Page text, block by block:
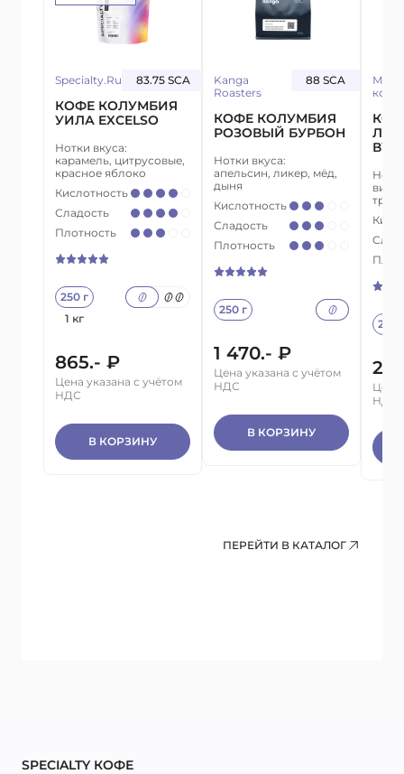
Specialty.Ru 83.75 SCA
КОФЕ КОЛУМБИЯ
УИЛА EXCELSO
Нотки вкуса:
карамель, цитрусовые,
красное яблоко
Кислотность
Сладость
Плотность
250 г
1 кг
865.- ₽
Цена указана с учётом
НДС
В КОРЗИНУ
Kanga
Roasters
88 SCA
КОФЕ КОЛУМБИЯ
РОЗОВЫЙ БУРБОН
Нотки вкуса:
апельсин, ликер, мёд,
дыня
Кислотность
Сладость
Плотность
250 г
1 470.- ₽
Цена указана с учётом
НДС
В КОРЗИНУ
кофе
ЛА
ВУШ
250
2
Цена
НДС
ПЕРЕЙТИ В КАТАЛОГ
SPECIALTY КОФЕ